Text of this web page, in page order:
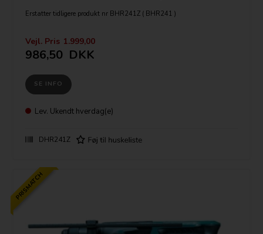
Erstatter tidligere produkt nr BHR241Z ( BHR241 )
Borehammer med Li-Ion teknologi
for mere arbejdskapacitet.
Slagstyrke 1,93 J.
Slagantal 0 - 4.000min-1
Slagstryke 1,93J
Kapacitet Beton/stål/træ 20/13/26mm
Vejl. Pris 1.999,00
986,50 DKK
SE INFO
Lev. Ukendt hverdag(e)
DHR241Z
PRISMATCH